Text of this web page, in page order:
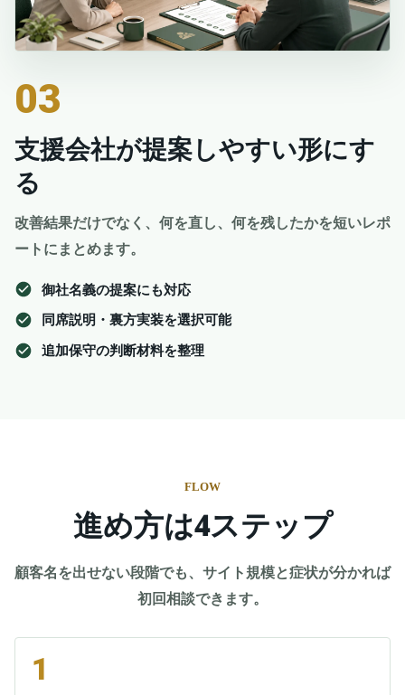
03
支援会社が提案しやすい形にす
る
改善結果だけでなく、何を直し、何を残したかを短いレポ
ートにまとめます。
御社名義の提案にも対応
同席説明・裏方実装を選択可能
追加保守の判断材料を整理
FLOW
進め方は4ステップ
顧客名を出せない段階でも、サイト規模と症状が分かれば
初回相談できます。
1